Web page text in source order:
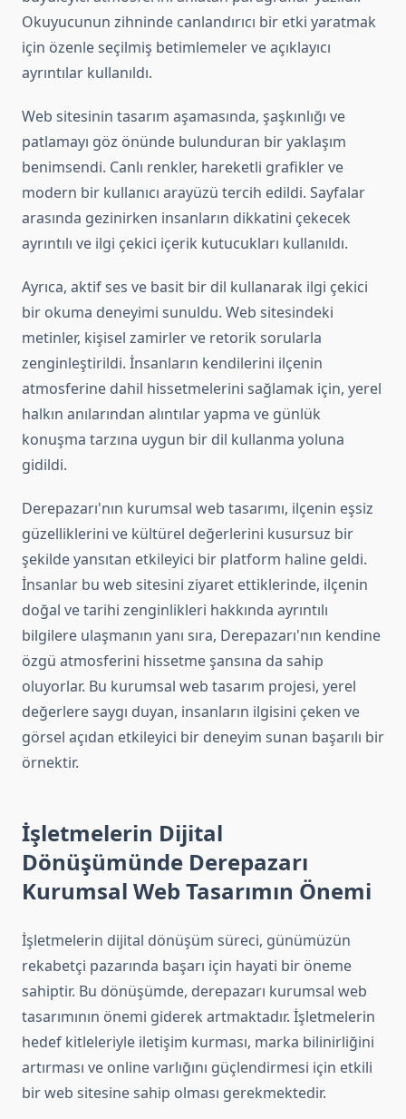
Okuyucunun zihninde canlandırıcı bir etki yaratmak
için özenle seçilmiş betimlemeler ve açıklayıcı
ayrıntılar kullanıldı.
Web sitesinin tasarım aşamasında, şaşkınlığı ve
patlamayı göz önünde bulunduran bir yaklaşım
benimsendi. Canlı renkler, hareketli grafikler ve
modern bir kullanıcı arayüzü tercih edildi. Sayfalar
arasında gezinirken insanların dikkatini çekecek
ayrıntılı ve ilgi çekici içerik kutucukları kullanıldı.
Ayrıca, aktif ses ve basit bir dil kullanarak ilgi çekici
bir okuma deneyimi sunuldu. Web sitesindeki
metinler, kişisel zamirler ve retorik sorularla
zenginleştirildi. İnsanların kendilerini ilçenin
atmosferine dahil hissetmelerini sağlamak için, yerel
halkın anılarından alıntılar yapma ve günlük
konuşma tarzına uygun bir dil kullanma yoluna
gidildi.
Derepazarı'nın kurumsal web tasarımı, ilçenin eşsiz
güzelliklerini ve kültürel değerlerini kusursuz bir
şekilde yansıtan etkileyici bir platform haline geldi.
İnsanlar bu web sitesini ziyaret ettiklerinde, ilçenin
doğal ve tarihi zenginlikleri hakkında ayrıntılı
bilgilere ulaşmanın yanı sıra, Derepazarı'nın kendine
özgü atmosferini hissetme şansına da sahip
oluyorlar. Bu kurumsal web tasarım projesi, yerel
değerlere saygı duyan, insanların ilgisini çeken ve
görsel açıdan etkileyici bir deneyim sunan başarılı bir
örnektir.
İşletmelerin Dijital
Dönüşümünde Derepazarı
Kurumsal Web Tasarımın Önemi
İşletmelerin dijital dönüşüm süreci, günümüzün
rekabetçi pazarında başarı için hayati bir öneme
sahiptir. Bu dönüşümde, derepazarı kurumsal web
tasarımının önemi giderek artmaktadır. İşletmelerin
hedef kitleleriyle iletişim kurması, marka bilinirliğini
artırması ve online varlığını güçlendirmesi için etkili
bir web sitesine sahip olması gerekmektedir.